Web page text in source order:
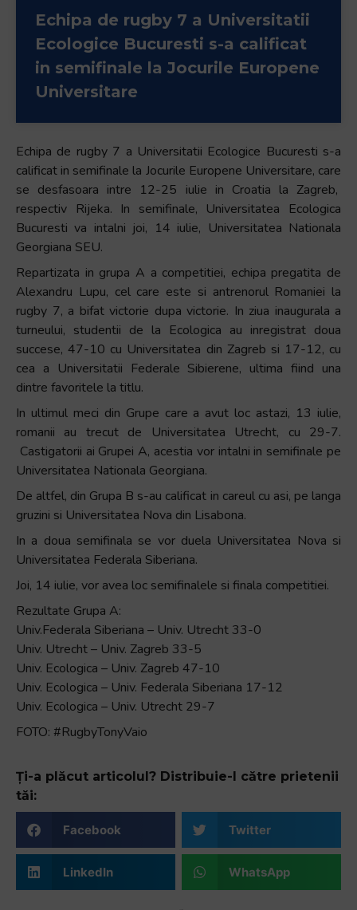
shortcut
activates
reader
help
you
navigate
and
interact
with
content.
Echipa de rugby 7 a Universitatii
Ecologice Bucuresti s-a calificat
in semifinale la Jocurile Europene
Universitare
Echipa de rugby 7 a Universitatii Ecologice Bucuresti s-a
calificat in semifinale la Jocurile Europene Universitare, care
se desfasoara intre 12-25 iulie in Croatia la Zagreb,
respectiv Rijeka. In semifinale, Universitatea Ecologica
Bucuresti va intalni joi, 14 iulie, Universitatea Nationala
Georgiana SEU.
Repartizata in grupa A a competitiei, echipa pregatita de
Alexandru Lupu, cel care este si antrenorul Romaniei la
rugby 7, a bifat victorie dupa victorie. In ziua inaugurala a
turneului, studentii de la Ecologica au inregistrat doua
succese, 47-10 cu Universitatea din Zagreb si 17-12, cu
cea a Universitatii Federale Sibierene, ultima fiind una
dintre favoritele la titlu.
In ultimul meci din Grupe care a avut loc astazi, 13 iulie,
romanii au trecut de Universitatea Utrecht, cu 29-7.
Castigatorii ai Grupei A, acestia vor intalni in semifinale pe
Universitatea Nationala Georgiana.
De altfel, din Grupa B s-au calificat in careul cu asi, pe langa
gruzini si Universitatea Nova din Lisabona.
In a doua semifinala se vor duela Universitatea Nova si
Universitatea Federala Siberiana.
Joi, 14 iulie, vor avea loc semifinalele si finala competitiei.
Rezultate Grupa A:
Univ.Federala Siberiana – Univ. Utrecht 33-0
Univ. Utrecht – Univ. Zagreb 33-5
Univ. Ecologica – Univ. Zagreb 47-10
Univ. Ecologica – Univ. Federala Siberiana 17-12
Univ. Ecologica – Univ. Utrecht 29-7
FOTO: #RugbyTonyVaio
Ți-a plăcut articolul? Distribuie-l către prietenii
tăi:
Facebook Twitter
LinkedIn WhatsApp